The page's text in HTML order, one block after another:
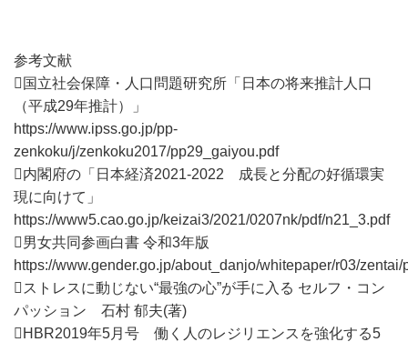
参考文献
国立社会保障・人口問題研究所「日本の将来推計人口
（平成29年推計）」
https://www.ipss.go.jp/pp-
zenkoku/j/zenkoku2017/pp29_gaiyou.pdf
内閣府の「日本経済2021-2022 成長と分配の好循環実
現に向けて」
https://www5.cao.go.jp/keizai3/2021/0207nk/pdf/n21_3.pdf
男女共同参画白書 令和3年版
https://www.gender.go.jp/about_danjo/whitepaper/r03/
ストレスに動じない“最強の心”が手に入る セルフ・コン
パッション 石村 郁夫(著)
HBR2019年5月号 働く人のレジリエンスを強化する5